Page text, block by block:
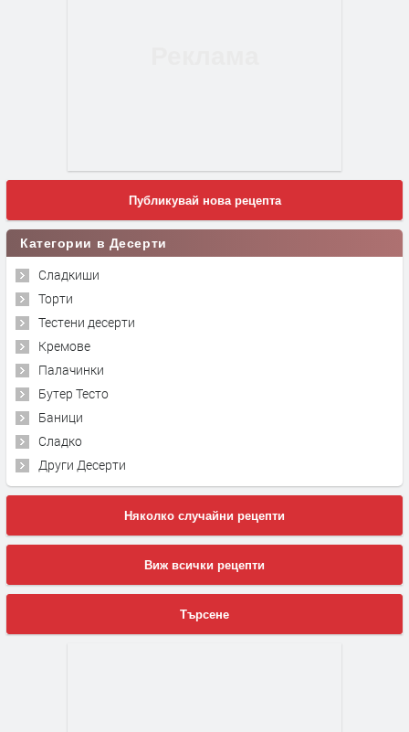
Публикувай нова рецепта
Категории в Десерти
Сладкиши
Торти
Тестени десерти
Кремове
Палачинки
Бутер Тесто
Баници
Сладко
Други Десерти
Няколко случайни рецепти
Виж всички рецепти
Търсене